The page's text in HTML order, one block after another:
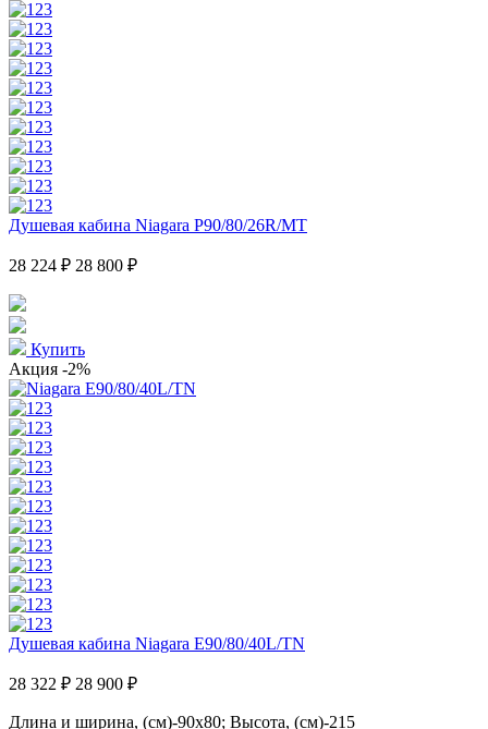
Душевая кабина Niagara P90/80/26R/MT
28 224 ₽ 28 800 ₽
Купить
Акция -2%
Душевая кабина Niagara E90/80/40L/TN
28 322 ₽ 28 900 ₽
Длина и ширина, (см)-90x80; Высота, (см)-215